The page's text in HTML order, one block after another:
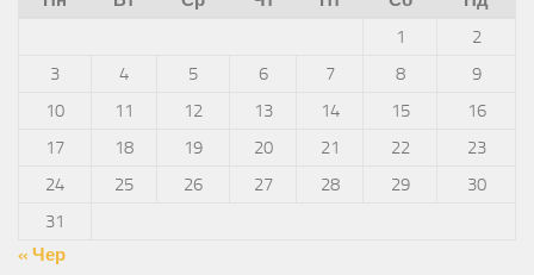
1
2
3
4 5 6 7 8
9
10
11 12 13 14 15
16
17
18 19 20 21 22
23
24
25 26 27 28 29
30
31
« Чер